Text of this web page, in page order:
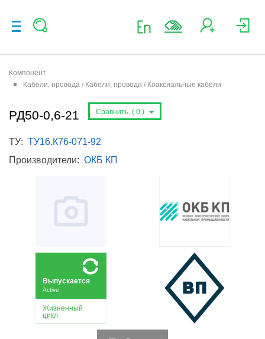
Компонент
Кабели, провода / Кабели, провода / Коаксиальные кабели
РД50-0,6-21 Сравнить ( 0 )
ТУ: ТУ16.К76-071-92
Производители: ОКБ КП